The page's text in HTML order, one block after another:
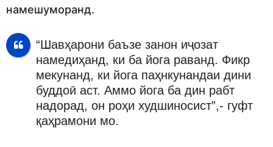
намешуморанд.
“Шавҳарони баъзе занон иҷозат
намедиҳанд, ки ба йога раванд. Фикр
мекунанд, ки йога паҳнкунандаи дини
буддоӣ аст. Аммо йога ба дин рабт
надорад, он роҳи худшиносист”,- гуфт
қаҳрамони мо.